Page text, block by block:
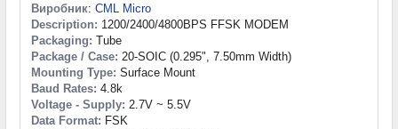
Виробник: CML Micro
Description: 1200/2400/4800BPS FFSK MODEM
Packaging: Tube
Package / Case: 20-SOIC (0.295", 7.50mm Width)
Mounting Type: Surface Mount
Baud Rates: 4.8k
Voltage - Supply: 2.7V ~ 5.5V
Data Format: FSK